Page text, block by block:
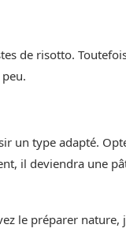
de risotto.
un type adapté.
il deviendra une
le préparer nature,